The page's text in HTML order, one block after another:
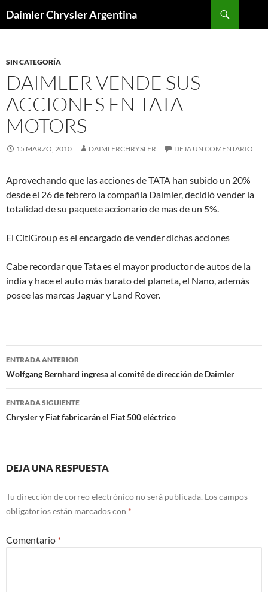
Daimler Chrysler Argentina
SIN CATEGORÍA
DAIMLER VENDE SUS
ACCIONES EN TATA
MOTORS
15 MARZO, 2010 DAIMLERCHRYSLER DEJA UN COMENTARIO
Aprovechando que las acciones de TATA han subido un 20%
desde el 26 de febrero la compañia Daimler, decidió vender la
totalidad de su paquete accionario de mas de un 5%.
El CitiGroup es el encargado de vender dichas acciones
Cabe recordar que Tata es el mayor productor de autos de la
india y hace el auto más barato del planeta, el Nano, además
posee las marcas Jaguar y Land Rover.
Navegación
de
entradas
ENTRADA ANTERIOR
Wolfgang Bernhard ingresa al comité de dirección de Daimler
ENTRADA SIGUIENTE
Chrysler y Fiat fabricarán el Fiat 500 eléctrico
DEJA UNA RESPUESTA
Tu dirección de correo electrónico no será publicada. Los campos
obligatorios están marcados con *
Comentario *